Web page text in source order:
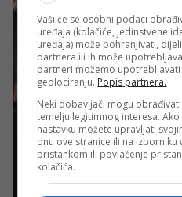
Vaši će se osobni podaci
uređaja (kolačiće, jedinstvene
uređaja) može pohranjivati,
partnera ili ih može
partneri možemo
geolociranju. Popis partnera.
Neki dobavljači mogu
temelju legitimnog interesa. Ako
nastavku možete upravljati
dnu ove stranice ili na izborniku
pristankom ili povlačenje
kolačića.